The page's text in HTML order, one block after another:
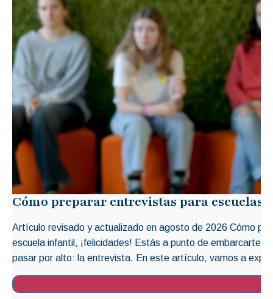
Cómo preparar entrevistas para escuelas
Artículo revisado y actualizado en agosto de 2026 Cómo
escuela infantil, ¡felicidades! Estás a punto de embarcarte
pasar por alto: la entrevista. En este artículo, vamos a